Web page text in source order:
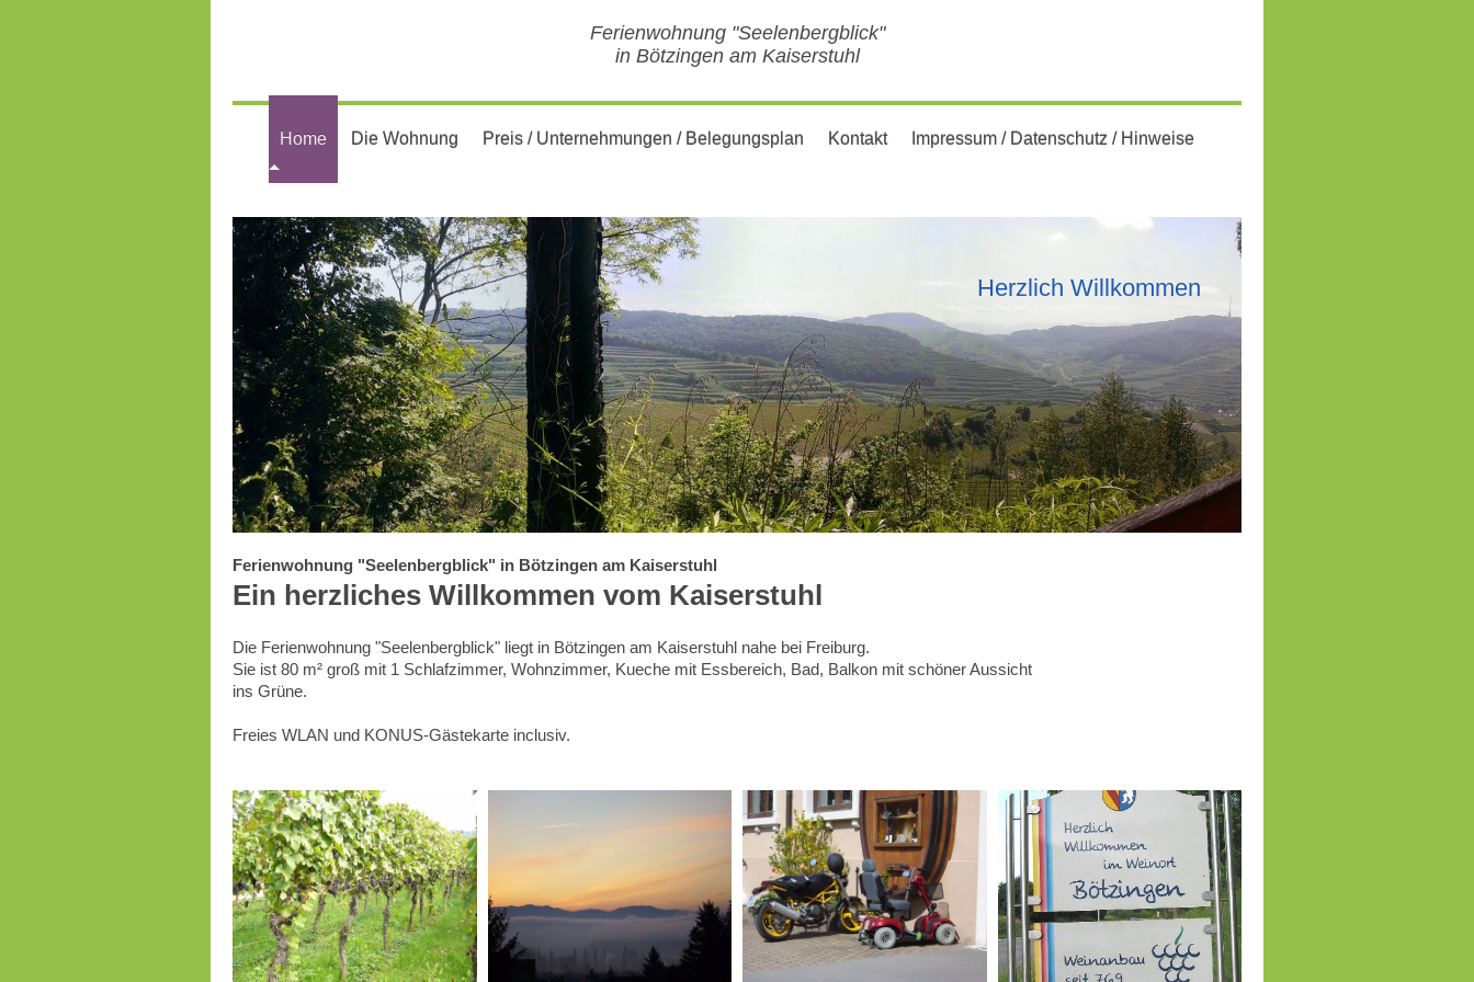
Ferienwohnung "Seelenbergblick"
in Bötzingen am Kaiserstuhl
Home Die Wohnung Preis / Unternehmungen / Belegungsplan Kontakt Impressum / Datenschutz / Hinweise
Herzlich Willkommen
Ferienwohnung "Seelenbergblick" in Bötzingen am Kaiserstuhl
Ein herzliches Willkommen vom Kaiserstuhl
Die Ferienwohnung "Seelenbergblick" liegt in Bötzingen am Kaiserstuhl nahe bei Freiburg.
Sie ist 80 m² groß mit 1 Schlafzimmer, Wohnzimmer, Kueche mit Essbereich, Bad, Balkon mit schöner Aussicht
ins Grüne.
Freies WLAN und KONUS-Gästekarte inclusiv.